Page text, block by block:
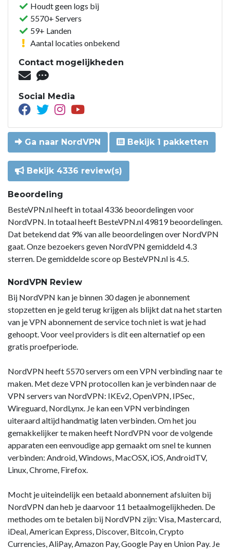
Houdt geen logs bij
5570+ Servers
59+ Landen
Aantal locaties onbekend
Contact mogelijkheden
Social Media
Ga naar NordVPN Bekijk 1 pakketten
Bekijk 4336 review(s)
Beoordeling
BesteVPN.nl heeft in totaal 4336 beoordelingen voor
NordVPN. In totaal heeft BesteVPN.nl 49819 beoordelingen.
Dat betekend dat 9% van alle beoordelingen over NordVPN
gaat. Onze bezoekers geven NordVPN gemiddeld 4.3
sterren. De gemiddelde score op BesteVPN.nl is 4.5.
NordVPN Review
Bij NordVPN kan je binnen 30 dagen je abonnement
stopzetten en je geld terug krijgen als blijkt dat na het starten
van je VPN abonnement de service toch niet is wat je had
gehoopt. Voor veel providers is dit een alternatief op een
gratis proefperiode.
NordVPN heeft 5570 servers om een VPN verbinding naar te
maken. Met deze VPN protocollen kan je verbinden naar de
VPN servers van NordVPN: IKEv2, OpenVPN, IPSec,
Wireguard, NordLynx. Je kan een VPN verbindingen
uiteraard altijd handmatig laten verbinden. Om het jou
gemakkelijker te maken heeft NordVPN voor de volgende
apparaten een eenvoudige app gemaakt om snel te kunnen
verbinden: Android, Windows, MacOSX, iOS, AndroidTV,
Linux, Chrome, Firefox.
Mocht je uiteindelijk een betaald abonnement afsluiten bij
NordVPN dan heb je daarvoor 11 betaalmogelijkheden. De
methodes om te betalen bij NordVPN zijn: Visa, Mastercard,
iDeal, American Express, Discover, Bitcoin, Crypto
Currencies, AliPay, Amazon Pay, Google Pay en Union Pay. Je